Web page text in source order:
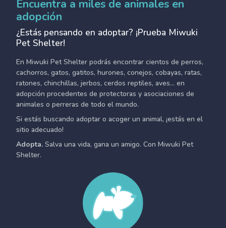
Encuentra a miles de animales en
adopción
¿Estás pensando en adoptar? ¡Prueba Miwuki
Pet Shelter!
En Miwuki Pet Shelter podrás encontrar cientos de perros,
cachorros, gatos, gatitos, hurones, conejos, cobayas, ratas,
ratones, chinchillas, jerbos, cerdos reptiles, aves... en
adopción procedentes de protectoras y asociaciones de
animales o perreras de todo el mundo.
Si estás buscando adoptar o acoger un animal, ¡estás en el
sitio adecuado!
Adopta. Salva una vida, gana un amigo. Con Miwuki Pet
Shelter.